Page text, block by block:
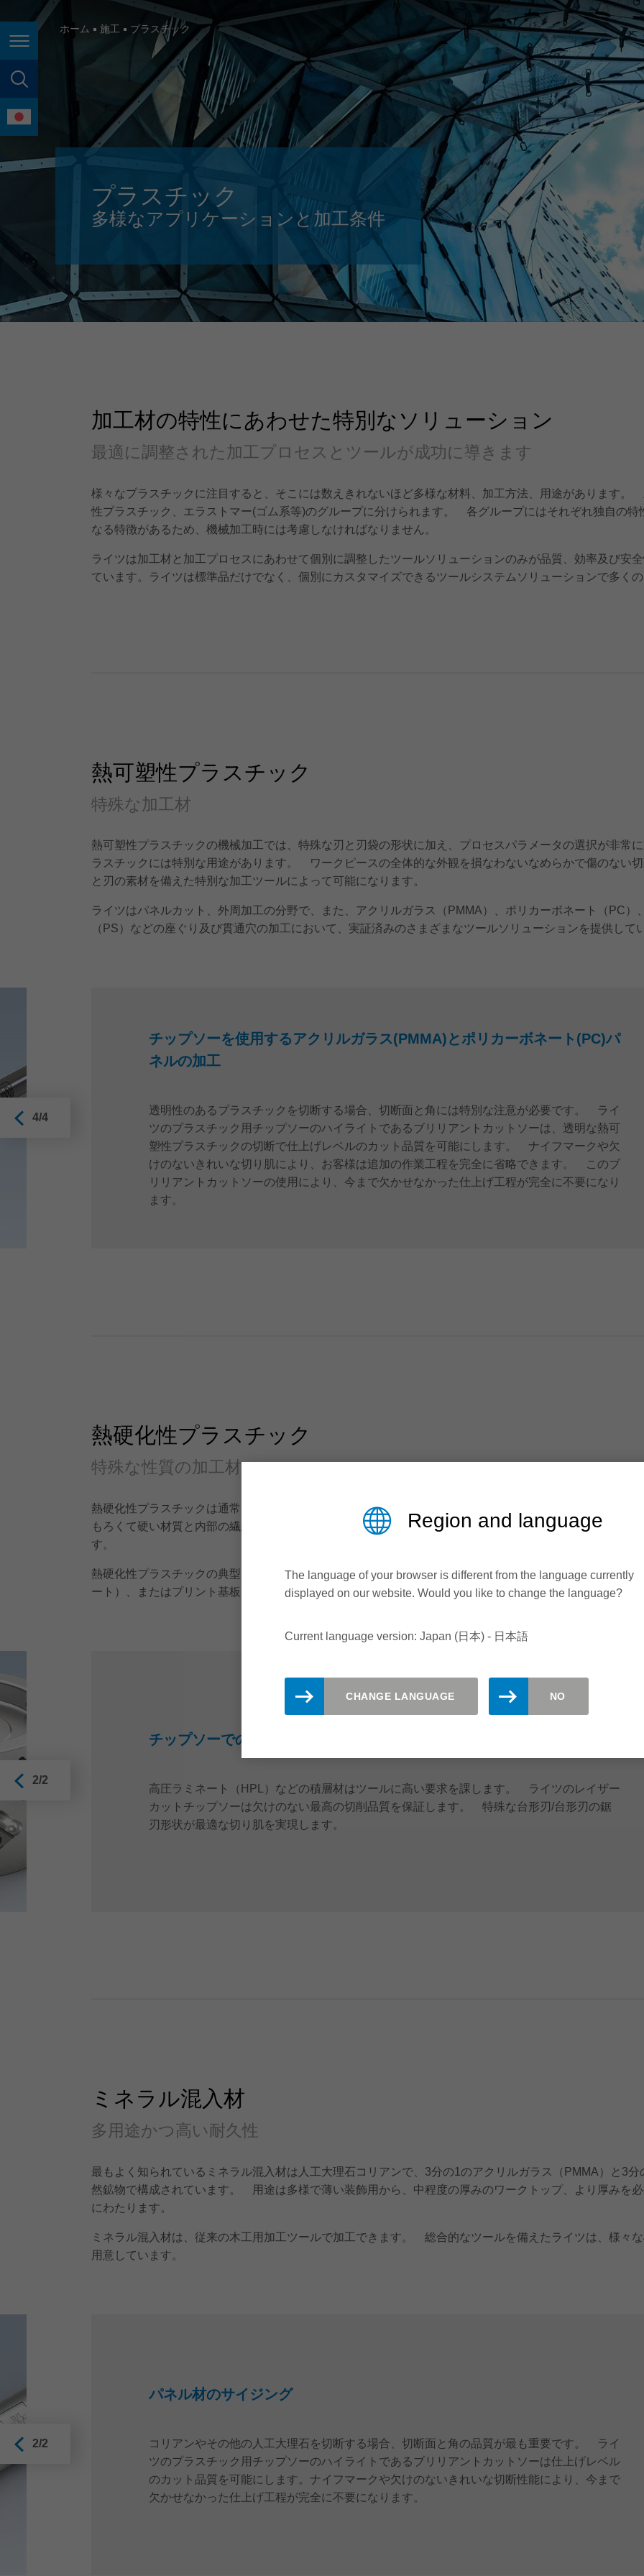
page search
language
France français
Great Britain english
Italia italiano
India english
Japan (日本) 日本語
Magyarország
Malaysia english
México
Suomi
Taiwan
Türkiye
USA
Việt Nam
中国
ประเทศไทย
Україна
ホーム 施工 プラスチック
プラスチック
多様なアプリケーションと加工条件
加工材の特性にあわせた特別なソリューション
最適に調整された加工プロセスとツールが成功に導きます
様々なプラスチックに注目すると、そこには数えきれないほど多様な材料、加工方法、用途があります
性プラスチック、エラストマー(ゴム系等)のグループに分けられます。 各グループにはそれぞれ独自の
なる特徴があるため、機械加工時には考慮しなければなりません。
ライツは加工材と加工プロセスにあわせて個別に調整したツールソリューションのみが品質、効率及び安
ています。ライツは標準品だけでなく、個別にカスタマイズできるツールシステムソリューションで多く
熱可塑性プラスチック
特殊な加工材
熱可塑性プラスチックの機械加工では、特殊な刃と刃袋の形状に加え、プロセスパラメータの選択が非
ラスチックには特別な用途があります。 ワークピースの全体的な外観を損なわないなめらかで傷のない
と刃の素材を備えた特別な加工ツールによって可能になります。
ライツはパネルカット、外周加工の分野で、また、アクリルガラス（PMMA）、ポリカーボネート（PC
（PS）などの座ぐり及び貫通穴の加工において、実証済みのさまざまなツールソリューションを提供して
チップソーを使用するアクリルガラス(PMMA)とポリカーボネート(PC)パ
ネルの加工
透明性のあるプラスチックを切断する場合、切断面と角には特別な注意が必要です。 ライ
ツのプラスチック用チップソーのハイライトであるブリリアントカットソーは、透明な熱可
塑性プラスチックの切断で仕上げレベルのカット品質を可能にします。 ナイフマークや欠
けのないきれいな切り肌により、お客様は追加の作業工程を完全に省略できます。 このブ
リリアントカットソーの使用により、今まで欠かせなかった仕上げ工程が完全に不要になり
ます。
4/4
熱硬化性プラスチック
特殊な性質の加工材
熱硬化性プラスチックは通常もろくて硬い加工材です。 加工中の温度はあまり重要ではないため熱可
もろくて硬い材質と内部の繊維による抵抗のため、熱可塑性プラスチックとは異なる工具の形状と刃の素
す。
熱硬化性プラスチックの典型的な例として、メラミンまたはフェノール樹脂含侵化粧紙で作られたコンパ
ート）、またはプリント基板（PCB）などがあります。
チップソーでの切断
高圧ラミネート（HPL）などの積層材はツールに高い要求を課します。 ライツのレイザー
カットチップソーは欠けのない最高の切削品質を保証します。 特殊な台形刃/台形刃の鋸
刃形状が最適な切り肌を実現します。
2/2
ミネラル混入材
多用途かつ高い耐久性
最もよく知られているミネラル混入材は人工大理石コリアンで、3分の1のアクリルガラス（PMMA）と3
然鉱物で構成されています。 用途は多様で薄い装飾用から、中程度の厚みのワークトップ、より厚みを
にわたります。
ミネラル混入材は、従来の木工用加工ツールで加工できます。 総合的なツールを備えたライツは、様々
用意しています。
パネル材のサイジング
コリアンやその他の人工大理石を切断する場合、切断面と角の品質が最も重要です。 ライ
ツのプラスチック用チップソーのハイライトであるブリリアントカットソーは仕上げレベル
のカット品質を可能にします。ナイフマークや欠けのないきれいな切断性能により、今まで
欠かせなかった仕上げ工程が完全に不要になります。
2/2
Region and language
The language of your browser is different from the language currently
displayed on our website. Would you like to change the language?
Current language version: Japan (日本) - 日本語
CHANGE LANGUAGE NO